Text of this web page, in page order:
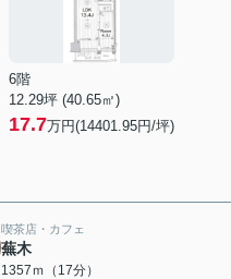
6階
12.29坪 (40.65㎡)
17.7万円(14401.95円/坪)
喫茶店・カフェ
蕪木
1357ｍ（17分）